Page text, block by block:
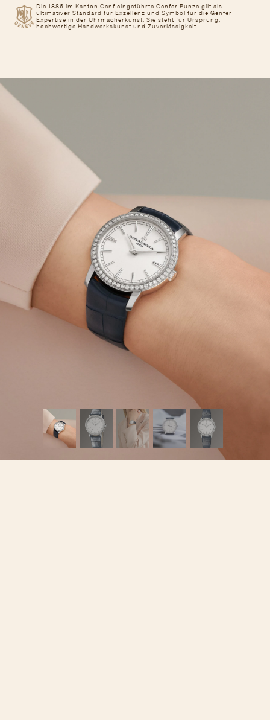
Die 1886 im Kanton Genf eingeführte Genfer Punze gilt als
ultimativer Standard für Exzellenz und Symbol für die Genfer
Expertise in der Uhrmacherkunst. Sie steht für Ursprung,
hochwertige Handwerkskunst und Zuverlässigkeit.